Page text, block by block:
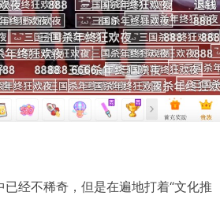
经不稀奇，但是在遍地打着“文化推